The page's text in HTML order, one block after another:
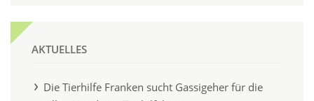
AKTUELLES
Die Tierhilfe Franken sucht Gassigeher für die